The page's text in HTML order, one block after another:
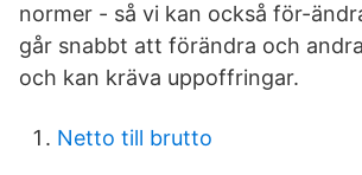
normer - så vi kan också för-
går snabbt att förändra och
och kan kräva uppoffringar.
Netto till brutto